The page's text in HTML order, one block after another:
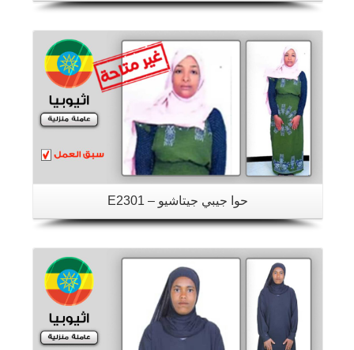
حوا جيبي جيتاشيو – E2301